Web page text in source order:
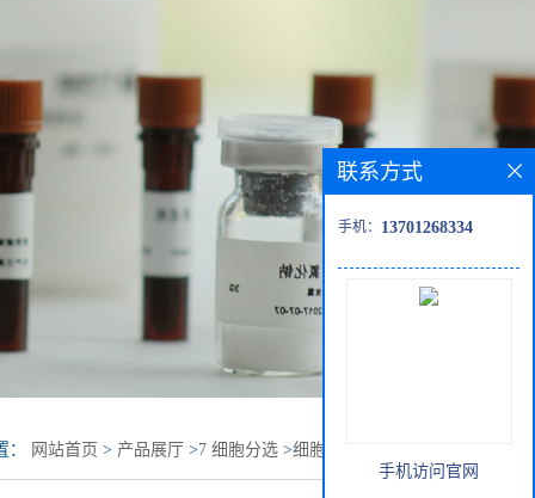
： 网站首页 > 产品展厅 >7 细胞分选 >细胞过滤器/细胞筛
联系方式
手机： 13701268334
手机访问官网